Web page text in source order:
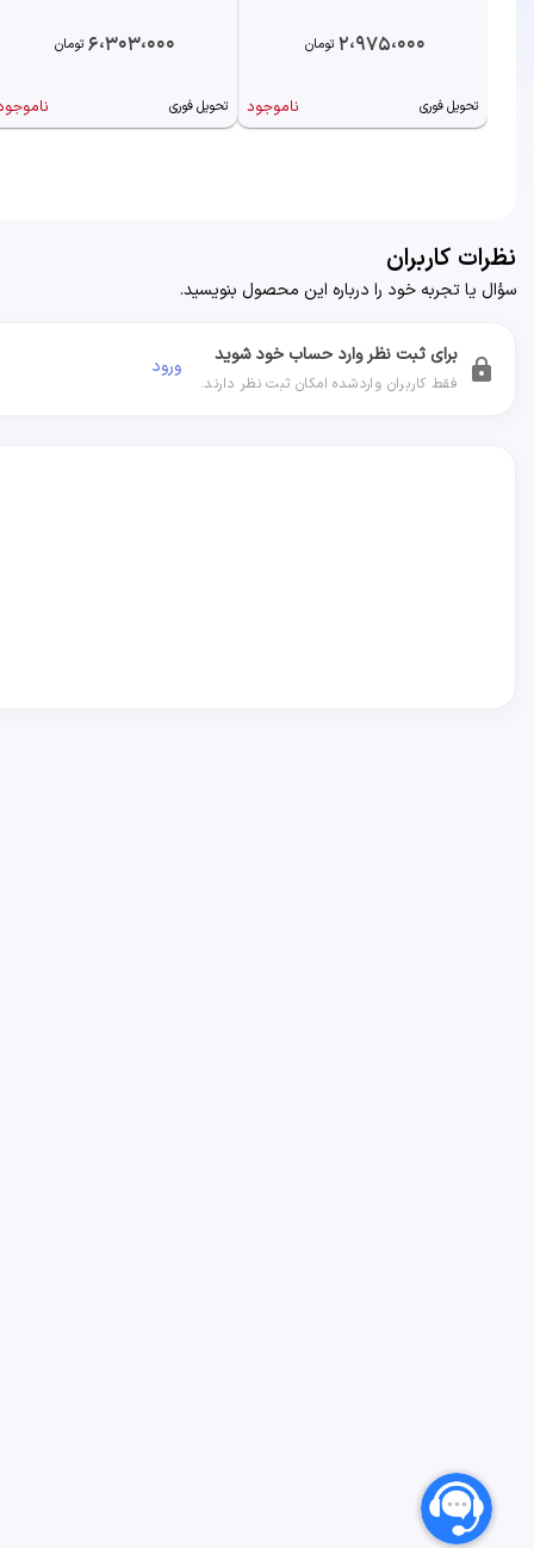
2،975،000 تومان
تحویل فوری ناموجود
6،303،000 تومان
تحویل فوری
نظرات کاربران
سؤال یا تجربه خود را درباره این محصول بنویسید.
lock برای ثبت نظر وارد حساب خود شوید
فقط کاربران واردشده امکان ثبت نظر دارند.
ورود